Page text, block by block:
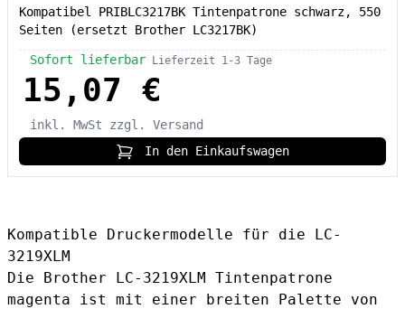
Kompatibel PRIBLC3217BK Tintenpatrone schwarz, 550
Seiten (ersetzt Brother LC3217BK)
Sofort lieferbar Lieferzeit 1-3 Tage
15,07 €
inkl. MwSt
zzgl. Versand
In den Einkaufswagen
Kompatible Druckermodelle für die LC-
3219XLM
Die Brother LC-3219XLM Tintenpatrone
magenta ist mit einer breiten Palette von